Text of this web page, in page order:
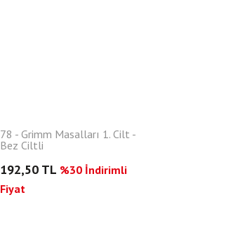
78 - Grimm Masalları 1. Cilt -
Bez Ciltli
192,50 TL %30 İndirimli
Fiyat